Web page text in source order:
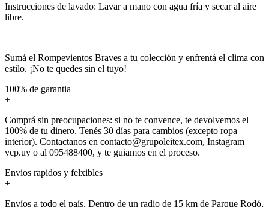
Instrucciones de lavado: Lavar a mano con agua fría y secar al aire
libre.
Sumá el Rompevientos Braves a tu colección y enfrentá el clima con
estilo. ¡No te quedes sin el tuyo!
100% de garantia
+
Comprá sin preocupaciones: si no te convence, te devolvemos el
100% de tu dinero. Tenés 30 días para cambios (excepto ropa
interior). Contactanos en contacto@grupoleitex.com, Instagram
vcp.uy o al 095488400, y te guiamos en el proceso.
Envios rapidos y felxibles
+
Envíos a todo el país. Dentro de un radio de 15 km de Parque Rodó,